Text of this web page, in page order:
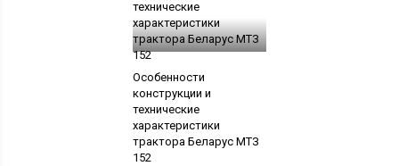
Особенности
конструкции и
технические
характеристики
трактора Беларус МТЗ
152